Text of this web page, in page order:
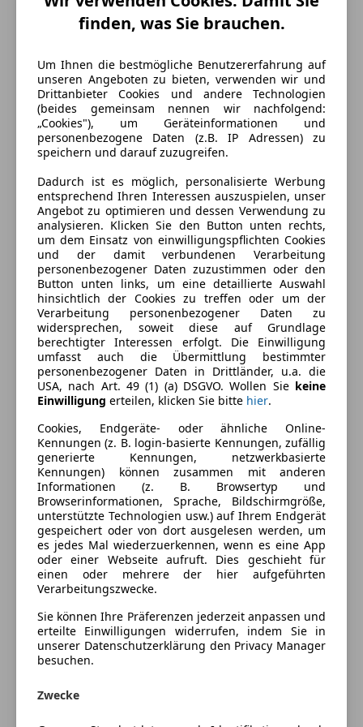
Energieverbrauch
Kraftstoff
Benzin
Kraftstoffverbrauch
5,90l/100 km (komb.)
CO₂-Emissionen
135 g/km (komb.)
Ausstattung
Komfort
Armlehne
Berganfahrassistent
Einparkhilfe
Einparkhilfe Rückfahrkamera
Einparkhilfe selbstlenkendes System
Einparkhilfe Sensoren hinten
Einparkhilfe Sensoren vorne
Elektrische Heckklappe
Getönte Scheiben
Klimaautomatik
Lederlenkrad
Lordosenstütze
Multifunktionslenkrad
Navigationssystem
Mehr anzeigen
Farbe und Innenausstattung
Außenfarbe
Silber
Lackierung
Metallic
Preisbewertung
Mehr anzeigen
Versicherung
Kfz-Versicherung
finden, was Sie brauchen.
Um Ihnen die bestmögliche Benutzererfahrung auf
unseren Angeboten zu bieten, verwenden wir und
Drittanbieter Cookies und andere Technologien
(beides gemeinsam nennen wir nachfolgend:
„Cookies"), um Geräteinformationen und
personenbezogene Daten (z.B. IP Adressen) zu
speichern und darauf zuzugreifen.
Dadurch ist es möglich, personalisierte Werbung
entsprechend Ihren Interessen auszuspielen, unser
Angebot zu optimieren und dessen Verwendung zu
analysieren. Klicken Sie den Button unten rechts,
um dem Einsatz von einwilligungspflichten Cookies
und der damit verbundenen Verarbeitung
personenbezogener Daten zuzustimmen oder den
Button unten links, um eine detaillierte Auswahl
hinsichtlich der Cookies zu treffen oder um der
Verarbeitung personenbezogener Daten zu
widersprechen, soweit diese auf Grundlage
berechtigter Interessen erfolgt. Die Einwilligung
umfasst auch die Übermittlung bestimmter
personenbezogener Daten in Drittländer, u.a. die
USA, nach Art. 49 (1) (a) DSGVO. Wollen Sie keine
Einwilligung erteilen, klicken Sie bitte hier.
Cookies, Endgeräte- oder ähnliche Online-
Kennungen (z. B. login-basierte Kennungen, zufällig
generierte Kennungen, netzwerkbasierte
Kennungen) können zusammen mit anderen
Informationen (z. B. Browsertyp und
Browserinformationen, Sprache, Bildschirmgröße,
unterstützte Technologien usw.) auf Ihrem Endgerät
gespeichert oder von dort ausgelesen werden, um
es jedes Mal wiederzuerkennen, wenn es eine App
oder einer Webseite aufruft. Dies geschieht für
einen oder mehrere der hier aufgeführten
Verarbeitungszwecke.
Sie können Ihre Präferenzen jederzeit anpassen und
erteilte Einwilligungen widerrufen, indem Sie in
unserer Datenschutzerklärung den Privacy Manager
besuchen.
Zwecke